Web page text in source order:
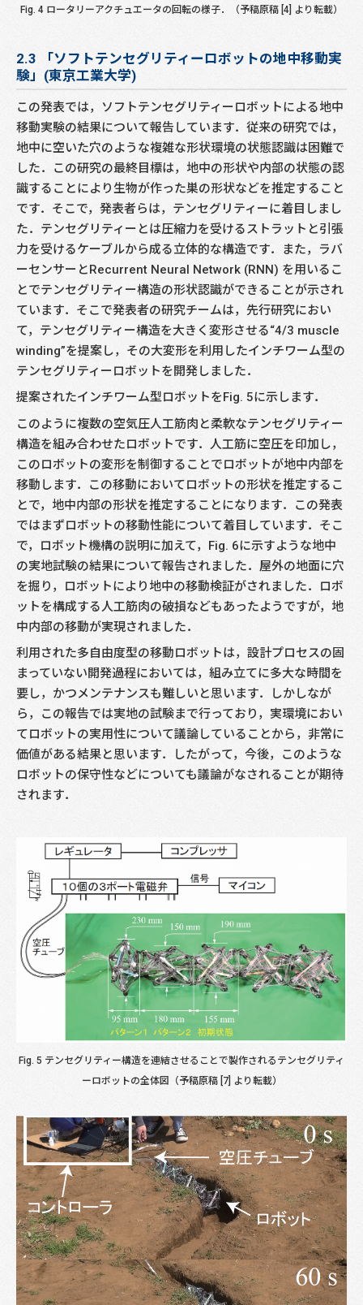
Fig. 4 ロータリーアクチュエータの回転の様子．（予稿原稿 [4] より転載）
2.3 「ソフトテンセグリティーロボットの地中移動実
験」(東京工業大学)
この発表では，ソフトテンセグリティーロボットによる地中
移動実験の結果について報告しています．従来の研究では，
地中に空いた穴のような複雑な形状環境の状態認識は困難で
した．この研究の最終目標は，地中の形状や内部の状態の認
識することにより生物が作った巣の形状などを推定すること
です．そこで，発表者らは，テンセグリティーに着目しまし
た．テンセグリティーとは圧縮力を受けるストラットと引張
力を受けるケーブルから成る立体的な構造です．また，ラバ
ーセンサーとRecurrent Neural Network (RNN) を用いるこ
とでテンセグリティー構造の形状認識ができることが示され
ています．そこで発表者の研究チームは，先行研究におい
て，テンセグリティー構造を大きく変形させる“4/3 muscle
winding”を提案し，その大変形を利用したインチワーム型の
テンセグリティーロボットを開発しました．
提案されたインチワーム型ロボットをFig. 5に示します．
このように複数の空気圧人工筋肉と柔軟なテンセグリティー
構造を組み合わせたロボットです．人工筋に空圧を印加し，
このロボットの変形を制御することでロボットが地中内部を
移動します．この移動においてロボットの形状を推定するこ
とで，地中内部の形状を推定することになります．この発表
ではまずロボットの移動性能について着目しています．そこ
で，ロボット機構の説明に加えて，Fig. 6に示すような地中
の実地試験の結果について報告されました．屋外の地面に穴
を掘り，ロボットにより地中の移動検証がされました．ロボ
ットを構成する人工筋肉の破損などもあったようですが，地
中内部の移動が実現されました．
利用された多自由度型の移動ロボットは，設計プロセスの固
まっていない開発過程においては，組み立てに多大な時間を
要し，かつメンテナンスも難しいと思います．しかしなが
ら，この報告では実地の試験まで行っており，実環境におい
てロボットの実用性について議論していることから，非常に
価値がある結果と思います．したがって，今後，このような
ロボットの保守性などについても議論がなされることが期待
されます．
Fig. 5 テンセグリティー構造を連結させることで製作されるテンセグリティ
ーロボットの全体図（予稿原稿 [7] より転載）